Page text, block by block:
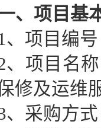
、项目基
、项目编
、项目名
修及运维
、采购方